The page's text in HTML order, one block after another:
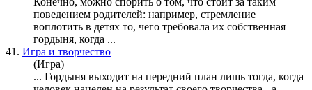
поведением родителей: например, стремление
воплотить в детях то, чего требовала их собственная
гордыня, когда ...
41. Игра и творчество
(Игра)
... Гордыня выходит на передний план лишь тогда, когда